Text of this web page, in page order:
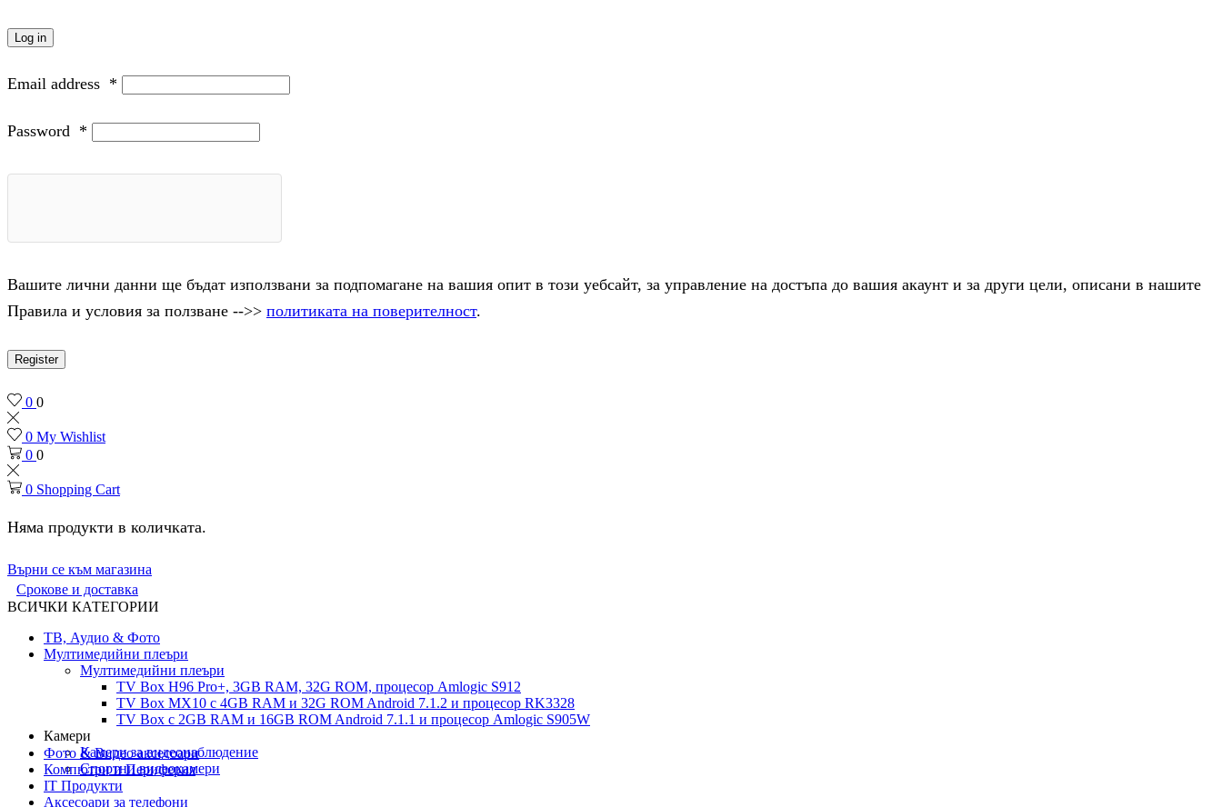
Log in
Email address *
Password *
Вашите лични данни ще бъдат използвани за подпомагане на вашия опит в този уебсайт, за управление на достъпа до вашия акаунт и за други цели, описани в нашите
Правила и условия за ползване -->> политиката на поверителност.
Register
0 0
0 My Wishlist
0 0
0 Shopping Cart
Няма продукти в количката.
Върни се към магазина
Срокове и доставка
ВСИЧКИ КАТЕГОРИИ
ТВ, Аудио & Фото
Мултимедийни плеъри
Мултимедийни плеъри
TV Box H96 Pro+, 3GB RAM, 32G ROM, процесор Amlogic S912
TV Box MX10 с 4GB RAM и 32G ROM Android 7.1.2 и процесор RK3328
TV Box с 2GB RAM и 16GВ ROM Android 7.1.1 и процесор Amlogic S905W
Камери
Камери за видеонаблюдение
Спортни видеокамери
Фото & Видео аксесоари
Компютри и Периферия
IT Продукти
Аксесоари за телефони